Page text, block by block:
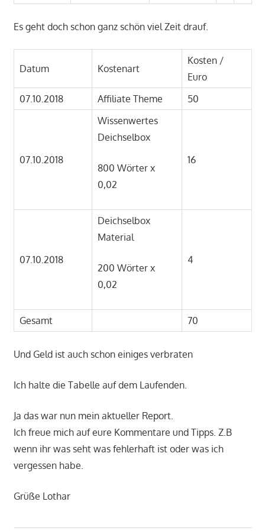
Es geht doch schon ganz schön viel Zeit drauf.
Datum Kostenart
Kosten /
Euro
07.10.2018
Affiliate Theme 50
07.10.2018
Wissenwertes
Deichselbox
800 Wörter x
0,02
16
07.10.2018
Deichselbox
Material
200 Wörter x
0,02
4
Gesamt 70
Und Geld ist auch schon einiges verbraten
Ich halte die Tabelle auf dem Laufenden.
Ja das war nun mein aktueller Report.
Ich freue mich auf eure Kommentare und Tipps. Z.B
wenn ihr was seht was fehlerhaft ist oder was ich
vergessen habe.
Grüße Lothar